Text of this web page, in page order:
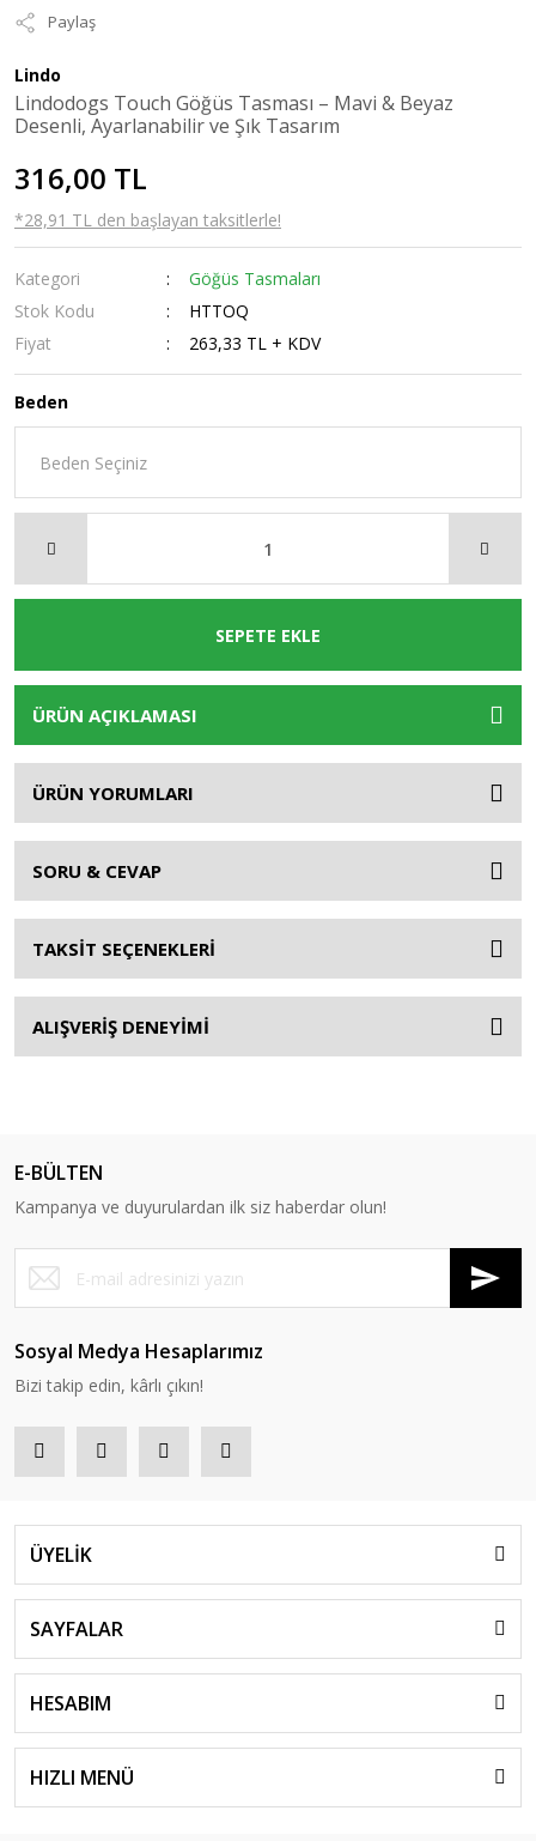
Paylaş
Lindo
Lindodogs Touch Göğüs Tasması – Mavi & Beyaz
Desenli, Ayarlanabilir ve Şık Tasarım
316,00 TL
*28,91 TL den başlayan taksitlerle!
Kategori
Göğüs Tasmaları
Stok Kodu
HTTOQ
Fiyat
263,33 TL + KDV
Beden
SEPETE EKLE
ÜRÜN AÇIKLAMASI
ÜRÜN YORUMLARI
SORU & CEVAP
TAKSİT SEÇENEKLERİ
ALIŞVERİŞ DENEYİMİ
E-BÜLTEN
Kampanya ve duyurulardan ilk siz haberdar olun!
Sosyal Medya Hesaplarımız
Bizi takip edin, kârlı çıkın!
ÜYELİK
SAYFALAR
HESABIM
HIZLI MENÜ